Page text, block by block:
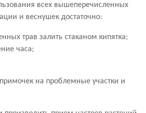
всех вышеперечисленных
и веснушек достаточно:
трав залить стаканом кипятка;
часа;
на проблемные участки и